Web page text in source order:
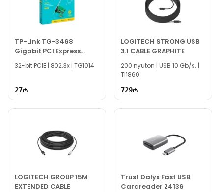
TP-Link TG-3468
Gigabit PCI Express
Network Adapter
32-bit PCIE | 802.3x | TG1014
27
LOGITECH STRONG USB
3.1 CABLE GRAPHITE
200 nyuton | USB 10 Gb/s. |
TI1860
729
LOGITECH GROUP 15M
EXTENDED CABLE
Trust Dalyx Fast USB
Cardreader 24136